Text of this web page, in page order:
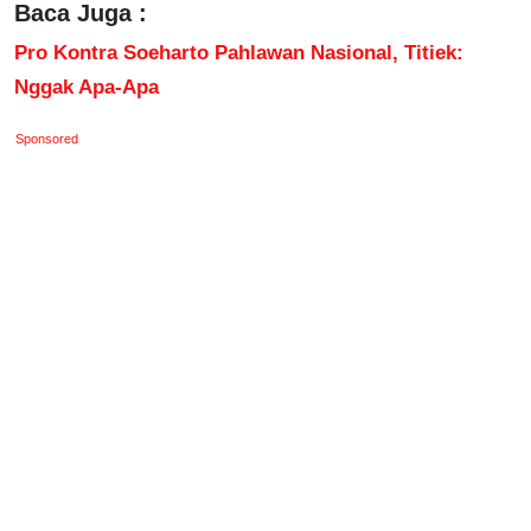
Baca Juga :
Pro Kontra Soeharto Pahlawan Nasional, Titiek:
Nggak Apa-Apa
Sponsored